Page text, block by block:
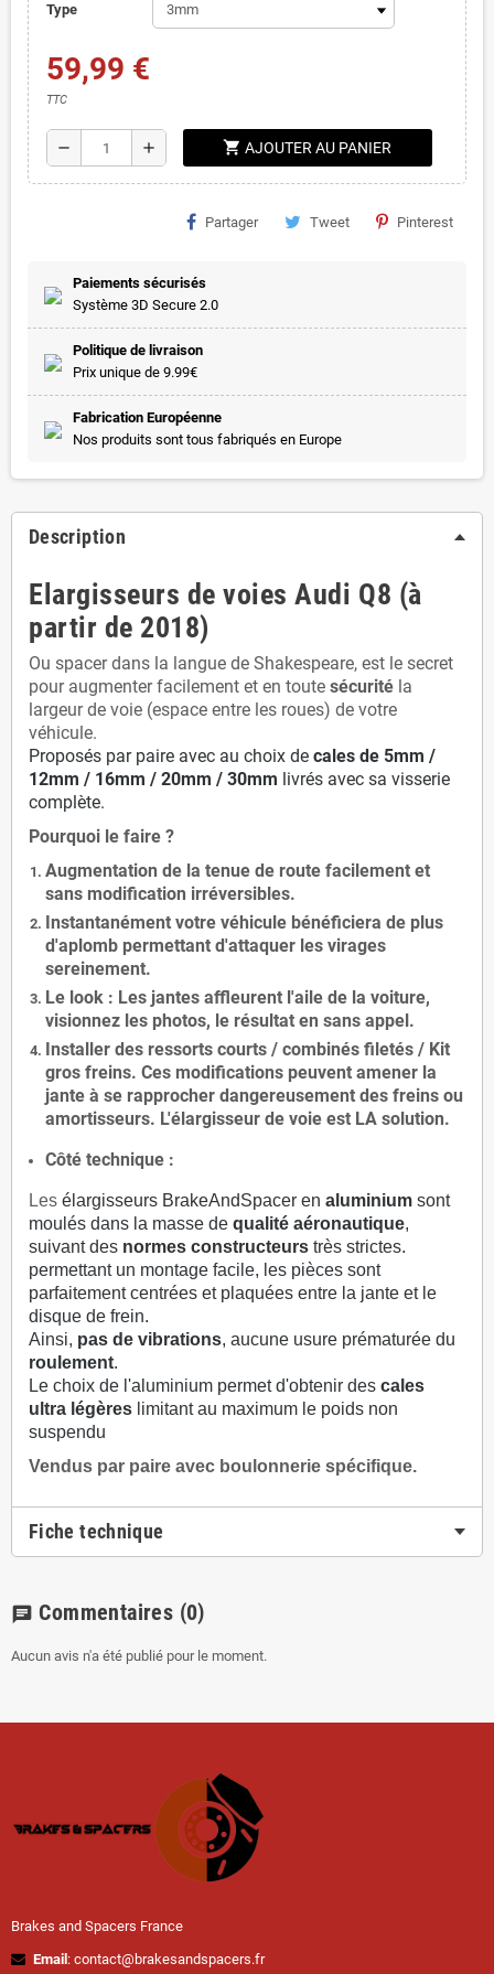
Type
59,99 €
TTC
remove add shopping_cart AJOUTER AU PANIER
Partager Tweet Pinterest
Paiements sécurisés
Système 3D Secure 2.0
Politique de livraison
Prix unique de 9.99€
Fabrication Européenne
Nos produits sont tous fabriqués en Europe
Description
Elargisseurs de voies Audi Q8 (à
partir de 2018)
Ou spacer dans la langue de Shakespeare, est le secret
pour augmenter facilement et en toute sécurité la
largeur de voie (espace entre les roues) de votre
véhicule.
Proposés par paire avec au choix de cales de 5mm /
12mm / 16mm / 20mm / 30mm livrés avec sa visserie
complète.
Pourquoi le faire ?
Augmentation de la tenue de route facilement et
sans modification irréversibles.
Instantanément votre véhicule bénéficiera de plus
d'aplomb permettant d'attaquer les virages
sereinement.
Le look : Les jantes affleurent l'aile de la voiture,
visionnez les photos, le résultat en sans appel.
Installer des ressorts courts / combinés filetés / Kit
gros freins. Ces modifications peuvent amener la
jante à se rapprocher dangereusement des freins ou
amortisseurs. L'élargisseur de voie est LA solution.
Côté technique :
Les élargisseurs BrakeAndSpacer en aluminium sont
moulés dans la masse de qualité aéronautique,
suivant des normes constructeurs très strictes.
permettant un montage facile, les pièces sont
parfaitement centrées et plaquées entre la jante et le
disque de frein.
Ainsi, pas de vibrations, aucune usure prématurée du
roulement.
Le choix de l'aluminium permet d'obtenir des cales
ultra légères limitant au maximum le poids non
suspendu
Vendus par paire avec boulonnerie spécifique.
Fiche technique
chat Commentaires (0)
Aucun avis n'a été publié pour le moment.
Brakes and Spacers France
Email : contact@brakesandspacers.fr